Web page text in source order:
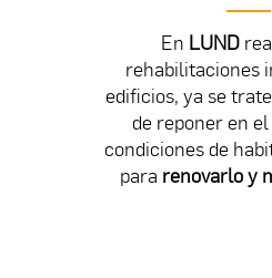
En LUND
rehabilitaciones
edificios, ya se
de reponer en
condiciones de
para renovarlo y